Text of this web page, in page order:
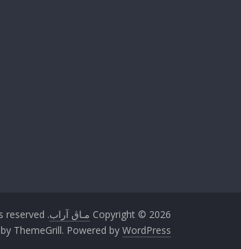
Copyright © 2026 مـاڨ آراب. All rights reserved.
by ThemeGrill. Powered by WordPress